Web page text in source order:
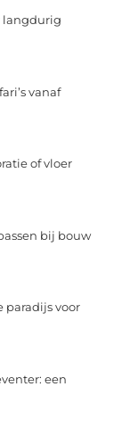
langdurig
vanaf
of vloer
bij bouw
paradijs voor
een